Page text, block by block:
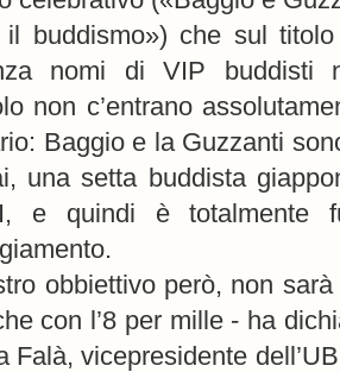
il buddismo») che sul
nomi di VIP buddisti
non c’entrano
Baggio e la Guzzanti
una setta buddista
e quindi è totalmente
obbiettivo però, non
con l’8 per mille - ha
Falà, vicepresidente